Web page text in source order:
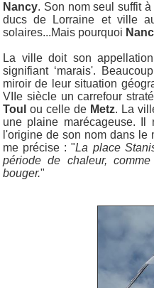
Nancy. Son nom seul suffit
ducs de Lorraine et ville
solaires...Mais pourquoi
La ville doit son
signifiant ‘marais'.
miroir de leur situation
VIIe siècle un carrefour
Toul ou celle de Metz. La
une plaine marécageuse.
l'origine de son nom dans le
me précise : "La place
période de chaleur,
bouger."